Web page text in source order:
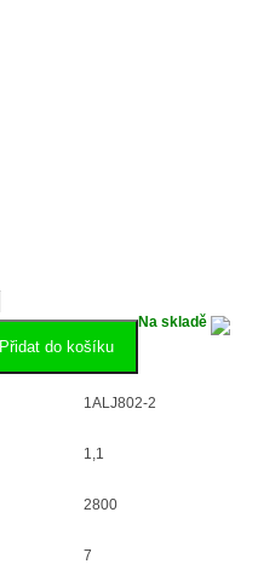
Na skladě
Přidat do košíku
1ALJ802-2
1,1
2800
7